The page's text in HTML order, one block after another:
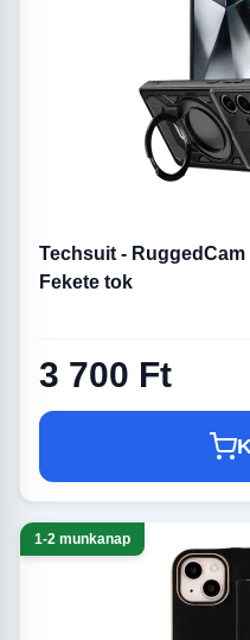
Techsuit -
Fekete tok
3 700 Ft
1-2 munkanap